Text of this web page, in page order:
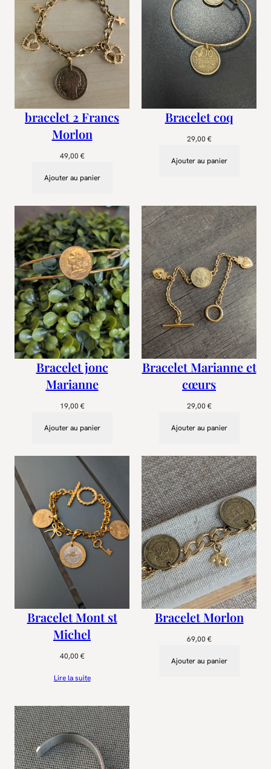
bracelet 2 Francs
Morlon
49,00 €
Ajouter au panier
Bracelet coq
29,00 €
Ajouter au panier
Bracelet jonc
Marianne
19,00 €
Ajouter au panier
Bracelet Marianne et
cœurs
29,00 €
Ajouter au panier
Bracelet Mont st
Michel
40,00 €
Lire la suite
Bracelet Morlon
69,00 €
Ajouter au panier